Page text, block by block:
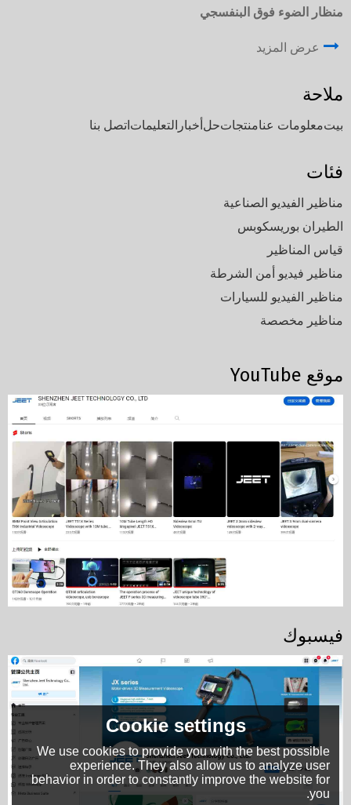
منظار الضوء فوق البنفسجي
عرض المزيد
ملاحة
بيتمعلومات عنامنتجاتحلأخبار التعليماتاتصل بنا
فئات
مناظير الفيديو الصناعية
الطيران بوريسكوبس
قياس المناظير
مناظير فيديو أمن الشرطة
مناظير الفيديو للسيارات
مناظير مخصصة
موقع YouTube
فيسبوك
Cookie settings
We use cookies to provide you with the best possible
experience. They also allow us to analyze user
behavior in order to constantly improve the website for
you.